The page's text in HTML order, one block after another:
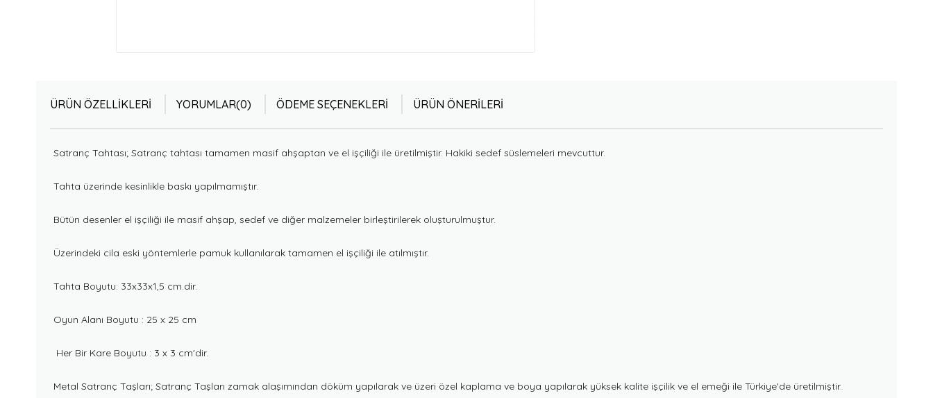
ÜRÜN ÖZELLIKLERI YORUMLAR(0) ÖDEME SEÇENEKLERI ÜRÜN ÖNERILERI
Satranç Tahtası; Satranç tahtası tamamen masif ahşaptan ve el işçiliği ile üretilmiştir. Hakiki sedef süslemeleri mevcuttur.
Tahta üzerinde kesinlikle baskı yapılmamıştır.
Bütün desenler el işçiliği ile masif ahşap, sedef ve diğer malzemeler birleştirilerek oluşturulmuştur.
Üzerindeki cila eski yöntemlerle pamuk kullanılarak tamamen el işçiliği ile atılmıştır.
Tahta Boyutu: 33x33x1,5 cm.dir.
Oyun Alanı Boyutu : 25 x 25 cm
Her Bir Kare Boyutu : 3 x 3 cm'dir.
Metal Satranç Taşları; Satranç Taşları zamak alaşımından döküm yapılarak ve üzeri özel kaplama ve boya yapılarak yüksek kalite işçilik ve el emeği ile Türkiye'de üretilmiştir.